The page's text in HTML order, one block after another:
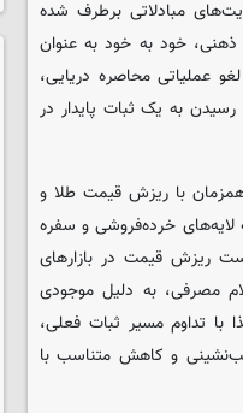
مبادلاتی برطرف شده
خود به خود به عنوان
عملیاتی محاصره دریایی،
به یک ثبات پایدار در
با ریزش قیمت طلا و
لایه‌های خرده‌فروشی و سفره
ریزش قیمت در بازارهای
مصرفی، به دلیل موجودی
با تداوم مسیر ثبات فعلی،
و کاهش متناسب با